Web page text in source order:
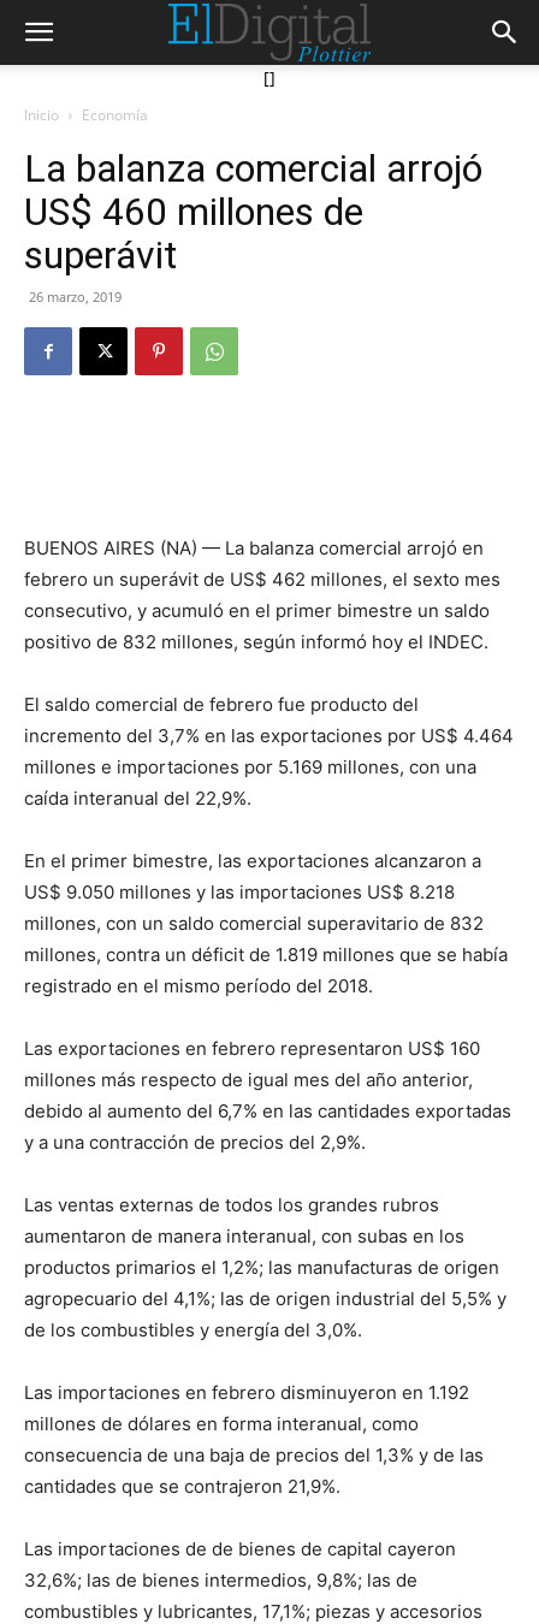
[]
Inicio Economía
La balanza comercial arrojó
US$ 460 millones de
superávit
26 marzo, 2019
BUENOS AIRES (NA) — La balanza comercial arrojó en
febrero un superávit de US$ 462 millones, el sexto mes
consecutivo, y acumuló en el primer bimestre un saldo
positivo de 832 millones, según informó hoy el INDEC.
El saldo comercial de febrero fue producto del
incremento del 3,7% en las exportaciones por US$ 4.464
millones e importaciones por 5.169 millones, con una
caída interanual del 22,9%.
En el primer bimestre, las exportaciones alcanzaron a
US$ 9.050 millones y las importaciones US$ 8.218
millones, con un saldo comercial superavitario de 832
millones, contra un déficit de 1.819 millones que se había
registrado en el mismo período del 2018.
Las exportaciones en febrero representaron US$ 160
millones más respecto de igual mes del año anterior,
debido al aumento del 6,7% en las cantidades exportadas
y a una contracción de precios del 2,9%.
Las ventas externas de todos los grandes rubros
aumentaron de manera interanual, con subas en los
productos primarios el 1,2%; las manufacturas de origen
agropecuario del 4,1%; las de origen industrial del 5,5% y
de los combustibles y energía del 3,0%.
Las importaciones en febrero disminuyeron en 1.192
millones de dólares en forma interanual, como
consecuencia de una baja de precios del 1,3% y de las
cantidades que se contrajeron 21,9%.
Las importaciones de de bienes de capital cayeron
32,6%; las de bienes intermedios, 9,8%; las de
combustibles y lubricantes, 17,1%; piezas y accesorios